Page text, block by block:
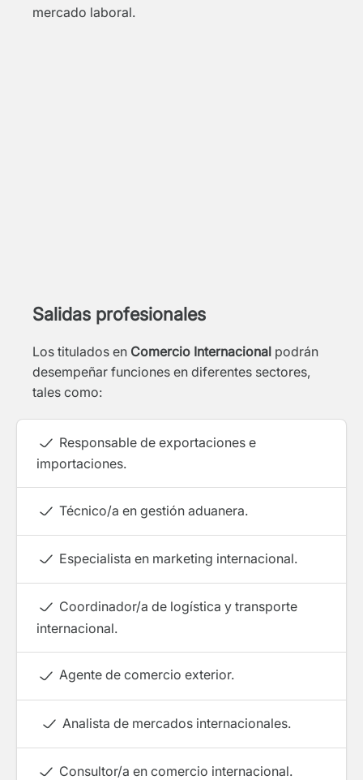
mercado laboral.
Salidas profesionales
Los titulados en Comercio Internacional podrán
desempeñar funciones en diferentes sectores,
tales como:
Responsable de exportaciones e
importaciones.
Técnico/a en gestión aduanera.
Especialista en marketing internacional.
Coordinador/a de logística y transporte
internacional.
Agente de comercio exterior.
Analista de mercados internacionales.
Consultor/a en comercio internacional.